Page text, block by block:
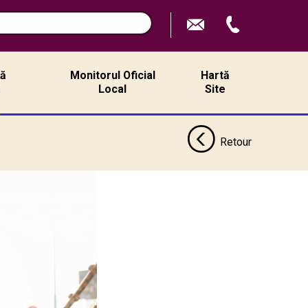
Monitorul Oficial
Local
Hartă
Site
Retour